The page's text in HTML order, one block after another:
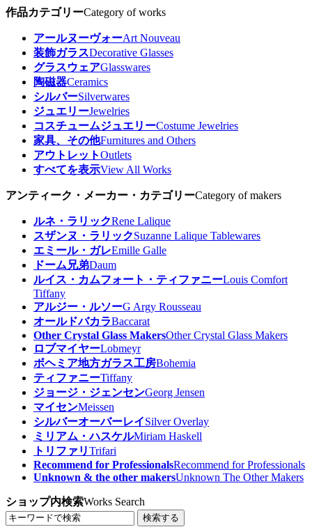
作品カテゴリーCategory of works
アールヌーヴォーArt Nouveau
装飾ガラスDecorative Glasses
グラスウェアGlasswares
陶磁器Ceramics
シルバーSilverwares
ジュエリーJewelries
コスチュームジュエリーCostume Jewelries
家具、その他Furnitures and Others
アウトレットOutlets
すべてを表示View All Works
アンティーク・メーカー・カテゴリーCategory of makers
ルネ・ラリックRene Lalique
スザンヌ・ラリックSuzanne Lalique Tablewares
エミール・ガレEmille Galle
ドーム兄弟Daum
ルイス・カムフォート・ティファニーLouis Comfort
Tiffany
アルジー・ルソーG Argy Rousseau
オールドバカラBaccarat
Other Crystal Glass MakersOther Crystal Glass Makers
ロブマイヤーLobmeyr
ボヘミア地方ガラス工房Bohemia
ティファニーTiffany
ジョージ・ジェンセンGeorg Jensen
マイセンMeissen
シルバーオーバーレイSilver Overlay
ミリアム・ハスケルMiriam Haskell
トリファリTrifari
Recommend for ProfessionalsRecommend for Professionals
Unknown & the other makersUnknown The Other Makers
ショップ内検索Works Search
検索する